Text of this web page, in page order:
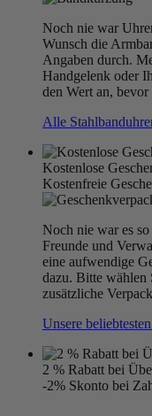
Noch nie war
Wunsch die
Angaben durch.
Handgelenk oder
den Wert an,
Alle
Kostenlose
Kostenfreie
Noch nie war es
Freunde und
eine aufwendige
dazu. Bitte wählen
zusätzliche
Unsere
2 % Rabatt bei
-2% Skonto bei